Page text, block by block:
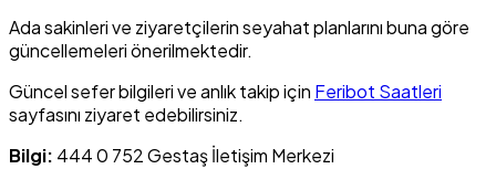
Ada sakinleri ve ziyaretçilerin seyahat planlarını buna göre
güncellemeleri önerilmektedir.
Güncel sefer bilgileri ve anlık takip için Feribot Saatleri
sayfasını ziyaret edebilirsiniz.
Bilgi: 444 0 752 Gestaş İletişim Merkezi